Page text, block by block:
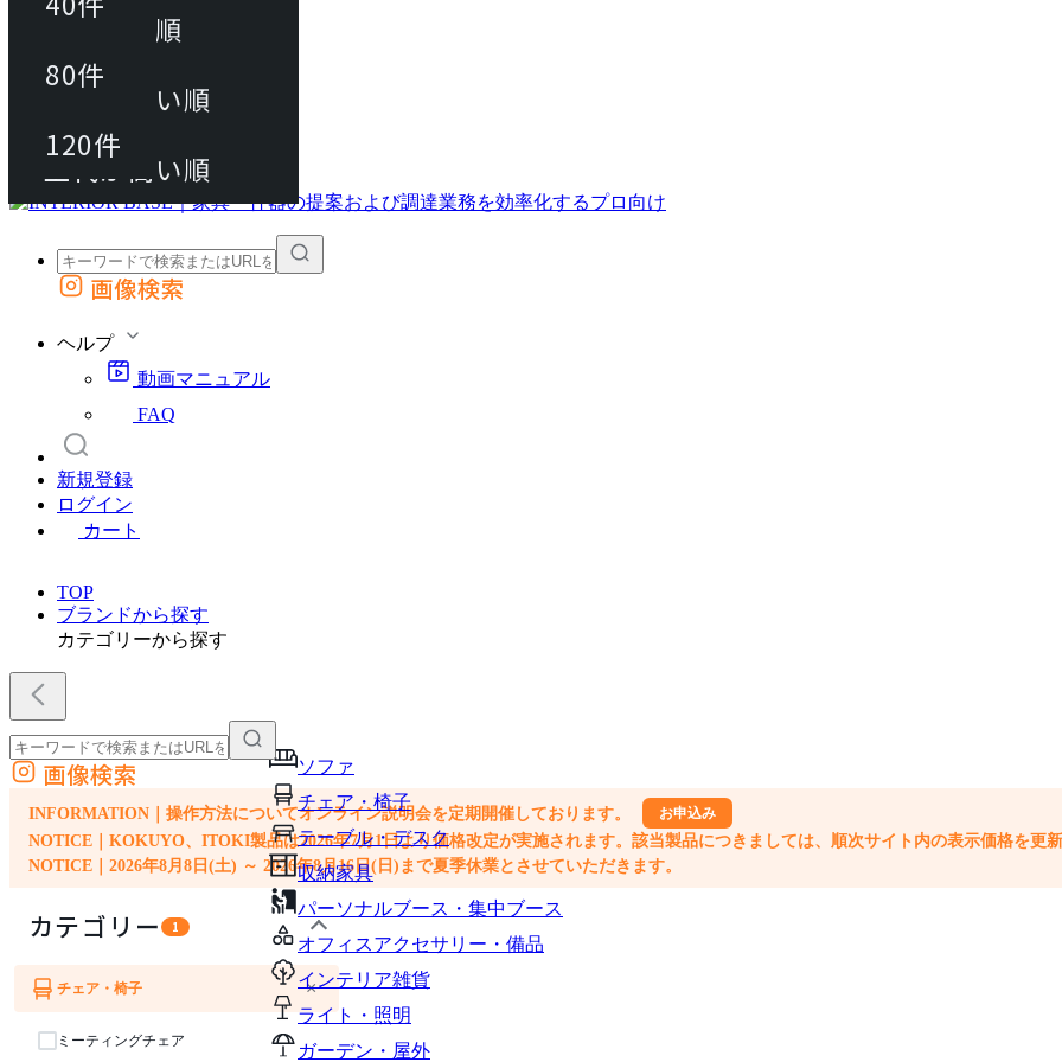
動画マニュアル
FAQ
カート
外部サイトの商品をカートに追加
画像検索
ヘルプ
動画マニュアル
FAQ
新規登録
ログイン
カート
TOP
ブランドから探す
カテゴリーから探す
ソファ
チェア・椅子
テーブル・デスク
収納家具
パーソナルブース・集中ブース
オフィスアクセサリー・備品
インテリア雑貨
ライト・照明
ガーデン・屋外
外部サイトの商品をカートに追加
他のサイトで見つけた商品ページのURLを貼り付けて、カートに追加できます
画像検索
INFORMATION｜操作方法についてオンライン説明会を定期開催しております。 お申込み
NOTICE｜KOKUYO、ITOKI製品は2026年7月1日より価格改定が実施されます。該当製品につきましては、順次サイト内の表示価格を更新
NOTICE｜2026年8月8日(土) ～ 2026年8月16日(日)まで夏季休業とさせていただきます。
カテゴリー 1
チェア・椅子 ×
ミーティングチェア
80件
120件
おすすめ順
上代が安い順
上代が高い順
80件
120件